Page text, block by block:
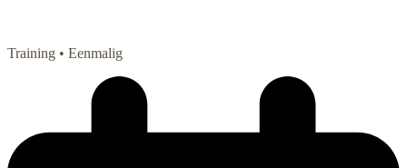
Training • Eenmalig